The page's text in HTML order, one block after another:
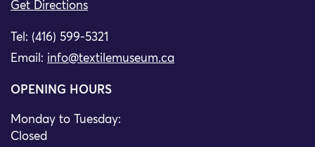
Get Directions
Tel: (416) 599-5321
Email: info@textilemuseum.ca
OPENING HOURS
Monday to Tuesday:
Closed